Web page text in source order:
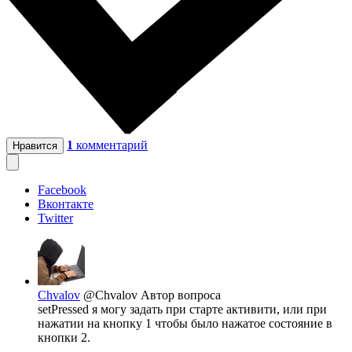
Нравится 1 комментарий
Facebook
Вконтакте
Twitter
Chvalov @Chvalov Автор вопроса
setPressed я могу задать при старте активити, или при
нажатии на кнопку 1 чтобы было нажатое состояние в
кнопки 2.